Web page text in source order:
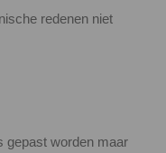
redenen niet
gepast worden maar